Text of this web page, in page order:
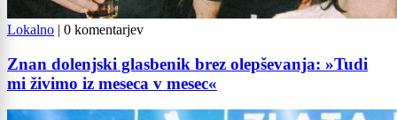
Lokalno | 0 komentarjev
Znan dolenjski glasbenik brez olepševanja: »Tudi
mi živimo iz meseca v mesec«